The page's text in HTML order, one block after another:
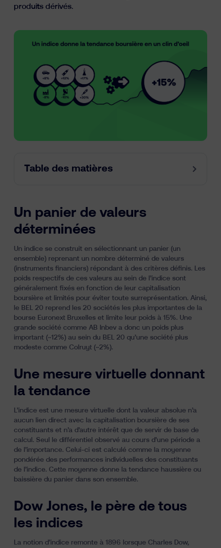
fr nl en
produits dérivés.
Table des matières
Un panier de valeurs
déterminées
Un indice se construit en sélectionnant un panier (un
ensemble) reprenant un nombre déterminé de valeurs
(instruments financiers) répondant à des critères définis. Les
poids respectifs de ces valeurs au sein de l’indice sont
généralement fixés en fonction de leur capitalisation
boursière et limités pour éviter toute surreprésentation. Ainsi,
le BEL 20 reprend les 20 sociétés les plus importantes de la
bourse Euronext Bruxelles et limite leur poids à 15%. Une
grande société comme AB Inbev a donc un poids plus
important (~12%) au sein du BEL 20 qu’une société plus
modeste comme Colruyt (~2%).
Une mesure virtuelle donnant
la tendance
L’indice est une mesure virtuelle dont la valeur absolue n’a
aucun lien direct avec la capitalisation boursière de ses
constituants et n’a d’autre intérêt que de servir de base de
calcul. Seul le différentiel observé au cours d’une période a
de l’importance. Celui-ci est calculé comme la moyenne
pondérée des performances individuelles des constituants
de l’indice. Cette moyenne donne la tendance haussière ou
baissière du panier dans son ensemble.
Dow Jones, le père de tous
les indices
La notion d’indice remonte à 1896 lorsque Charles Dow,